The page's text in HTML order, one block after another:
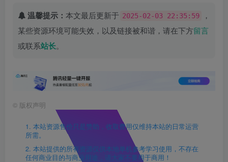
温馨提示： 本文最后更新于 2025-02-03 22:35:59
，
某些资源环境可能失效，以及链接被和谐，请在下方留言
或联系站长。
© 版权声明
1. 本站资源售价只是赞助，收取费用仅维持本站的日常运营
所需。
2. 本站提供的所有资源仅供本地单机参考学习使用，不存在
任何商业目的与商业用途，请大家不要用于商用！